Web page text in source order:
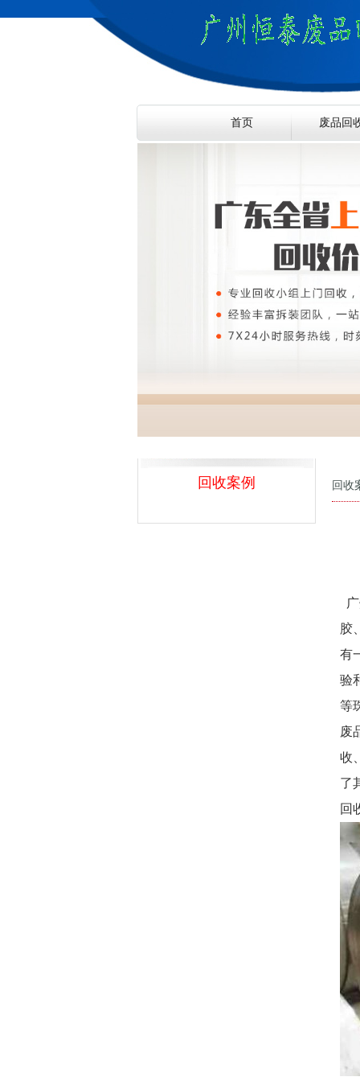
首页 废品回
回收案例 回收
胶
有
验
等
废
收
了
回